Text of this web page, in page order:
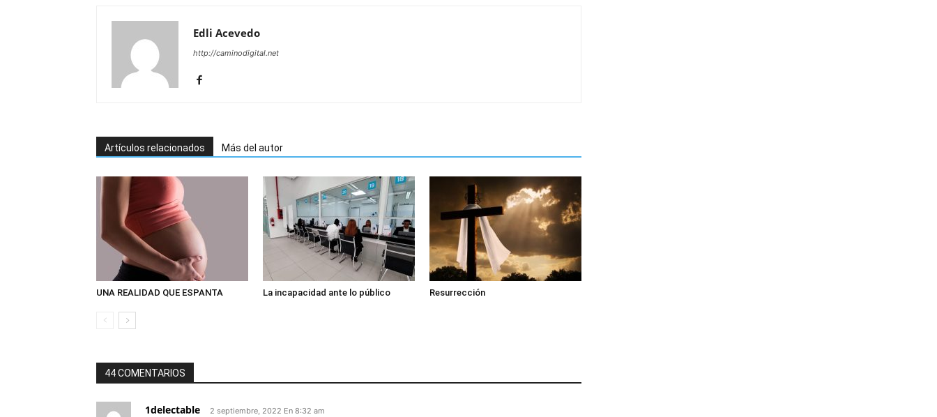
Edli Acevedo
http://caminodigital.net
Artículos relacionados Más del autor
UNA REALIDAD QUE ESPANTA La incapacidad ante lo público Resurrección
44 COMENTARIOS
1delectable 2 septiembre, 2022 En 8:32 am